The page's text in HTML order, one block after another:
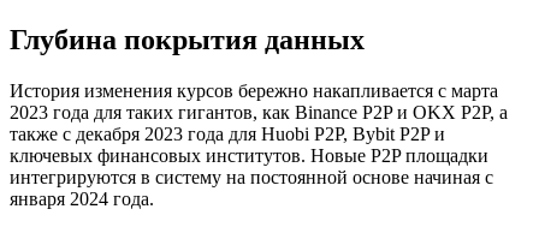
Глубина покрытия данных
История изменения курсов бережно накапливается с марта
2023 года для таких гигантов, как Binance P2P и OKX P2P, а
также с декабря 2023 года для Huobi P2P, Bybit P2P и
ключевых финансовых институтов. Новые P2P площадки
интегрируются в систему на постоянной основе начиная с
января 2024 года.